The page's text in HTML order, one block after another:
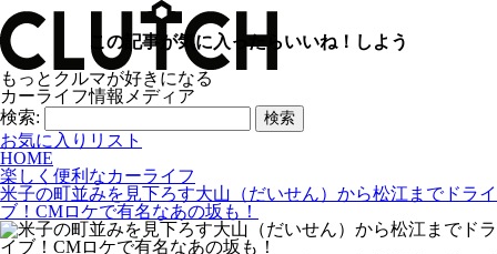
もっとクルマが好きになる
カーライフ情報メディア
検索:
お気に入りリスト
HOME
楽しく便利なカーライフ
米子の町並みを見下ろす大山（だいせん）から松江までドライ
ブ！CMロケで有名なあの坂も！
この記事が気に入ったらいいね！しよう